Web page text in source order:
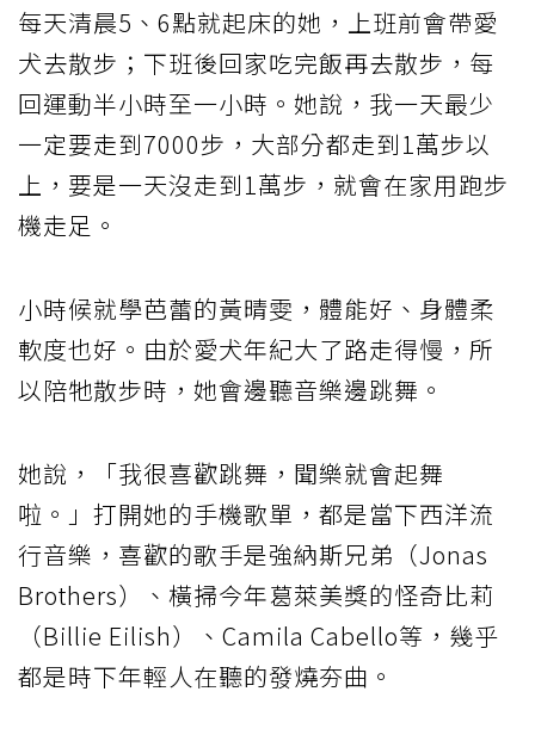
每天清晨5、6點就起床的她，上班前會帶愛
犬去散步；下班後回家吃完飯再去散步，每
回運動半小時至一小時。她說，我一天最少
一定要走到7000步，大部分都走到1萬步以
上，要是一天沒走到1萬步，就會在家用跑步
機走足。
小時候就學芭蕾的黃晴雯，體能好、身體柔
軟度也好。由於愛犬年紀大了路走得慢，所
以陪牠散步時，她會邊聽音樂邊跳舞。
她說，「我很喜歡跳舞，聞樂就會起舞
啦。」打開她的手機歌單，都是當下西洋流
行音樂，喜歡的歌手是強納斯兄弟（Jonas
Brothers）、橫掃今年葛萊美獎的怪奇比莉
（Billie Eilish）、Camila Cabello等，幾乎
都是時下年輕人在聽的發燒夯曲。